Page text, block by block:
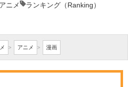
ニメ
ランキング（Ranking）
> アニメ > 漫画